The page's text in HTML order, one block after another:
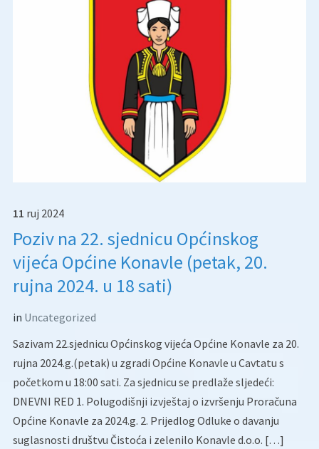
11 ruj 2024
Poziv na 22. sjednicu Općinskog
vijeća Općine Konavle (petak, 20.
rujna 2024. u 18 sati)
in Uncategorized
Sazivam 22.sjednicu Općinskog vijeća Općine Konavle za 20.
rujna 2024.g.(petak) u zgradi Općine Konavle u Cavtatu s
početkom u 18:00 sati. Za sjednicu se predlaže sljedeći:
DNEVNI RED 1. Polugodišnji izvještaj o izvršenju Proračuna
Općine Konavle za 2024.g. 2. Prijedlog Odluke o davanju
suglasnosti društvu Čistoća i zelenilo Konavle d.o.o. […]